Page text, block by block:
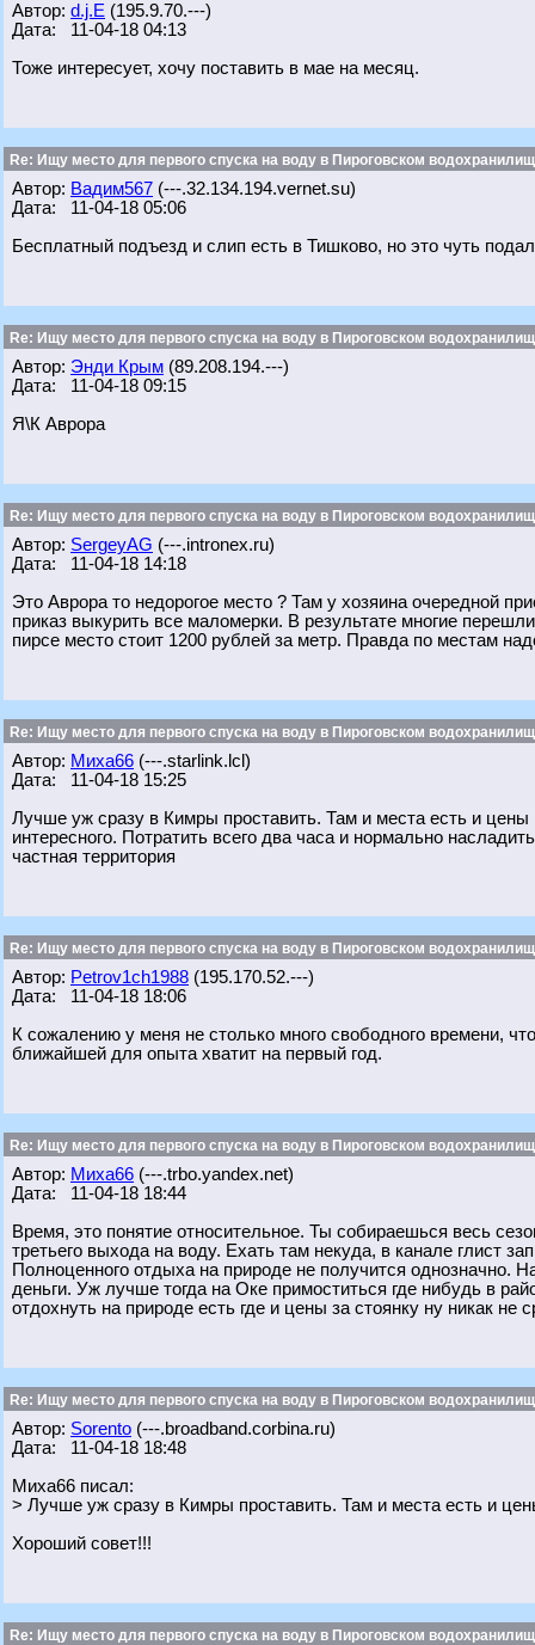
Автор: d.j.E (195.9.70.---)
Дата: 11-04-18 04:13
Тоже интересует, хочу поставить в мае на месяц.
Re: Ищу место для первого спуска на воду в Пироговском
Автор: Вадим567 (---.32.134.194.vernet.su)
Дата: 11-04-18 05:06
Бесплатный подъезд и слип есть в Тишково, но это чуть
Re: Ищу место для первого спуска на воду в Пироговском
Автор: Энди Крым (89.208.194.---)
Дата: 11-04-18 09:15
Я\К Аврора
Re: Ищу место для первого спуска на воду в Пироговском
Автор: SergeyAG (---.intronex.ru)
Дата: 11-04-18 14:18
Это Аврора то недорогое место ? Там у хозяина очередной
приказ выкурить все маломерки. В результате многие
пирсе место стоит 1200 рублей за метр. Правда по местам
Re: Ищу место для первого спуска на воду в Пироговском
Автор: Миха66 (---.starlink.lcl)
Дата: 11-04-18 15:25
Лучше уж сразу в Кимры проставить. Там и места есть и
интересного. Потратить всего два часа и нормально
частная территория
Re: Ищу место для первого спуска на воду в Пироговском
Автор: Petrov1ch1988 (195.170.52.---)
Дата: 11-04-18 18:06
К сожалению у меня не столько много свободного времени,
ближайшей для опыта хватит на первый год.
Re: Ищу место для первого спуска на воду в Пироговском
Автор: Миха66 (---.trbo.yandex.net)
Дата: 11-04-18 18:44
Время, это понятие относительное. Ты собираешься весь
третьего выхода на воду. Ехать там некуда, в канале глист
Полноценного отдыха на природе не получится однозначно.
деньги. Уж лучше тогда на Оке примоститься где нибудь в
отдохнуть на природе есть где и цены за стоянку ну никак не
Re: Ищу место для первого спуска на воду в Пироговском
Автор: Sorento (---.broadband.corbina.ru)
Дата: 11-04-18 18:48
Миха66 писал:
> Лучше уж сразу в Кимры проставить. Там и места есть и
Хороший совет!!!
Re: Ищу место для первого спуска на воду в Пироговском